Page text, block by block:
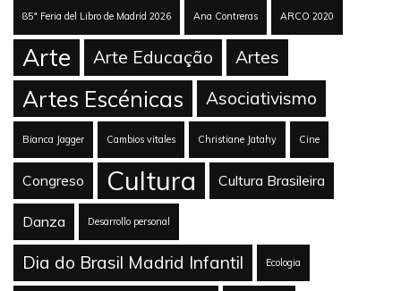
85ª Feria del Libro de Madrid 2026 Ana Contreras ARCO 2020
Arte Arte Educação Artes
Artes Escénicas Asociativismo
Bianca Jagger Cambios vitales Christiane Jatahy Cine
Congreso Cultura Cultura Brasileira
Danza Desarrollo personal
Dia do Brasil Madrid Infantil Ecologia